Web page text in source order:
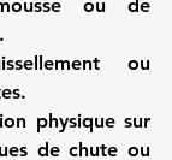
ou de
ou
physique sur
de chute ou